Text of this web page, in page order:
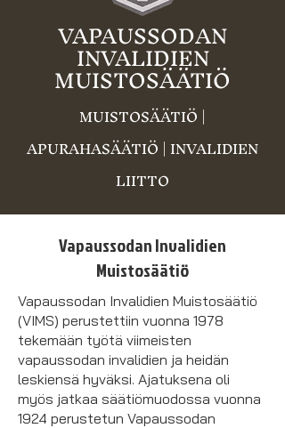
VAPAUSSODAN
INVALIDIEN
MUISTOSÄÄTIÖ
MUISTOSÄÄTIÖ |
APURAHASÄÄTIÖ | INVALIDIEN
LIITTO
Vapaussodan Invalidien
Muistosäätiö
Vapaussodan Invalidien Muistosäätiö
(VIMS) perustettiin vuonna 1978
tekemään työtä viimeisten
vapaussodan invalidien ja heidän
leskiensä hyväksi. Ajatuksena oli
myös jatkaa säätiömuodossa vuonna
1924 perustetun Vapaussodan